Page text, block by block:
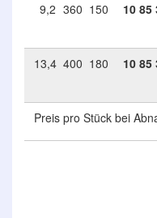
9,2 360 150 10 85
13,4 400 180 10 85
Preis pro Stück bei